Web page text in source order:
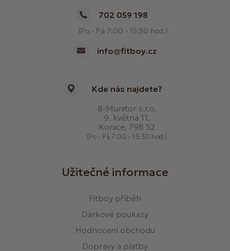
702 059 198
(Po - Pá 7:00 - 15:30 hod.)
info@fitboy.cz
Kde nás najdete?
B-Munitor s.r.o.
9. května 11,
Konice, 798 52
(Po - Pá 7:00 - 15:30 hod.)
Užitečné informace
Fitboy příběh
Dárkové poukazy
Hodnocení obchodu
Dopravy a platby